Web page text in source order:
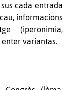
cada entrada
informacions
(iperonimia,
variantas.